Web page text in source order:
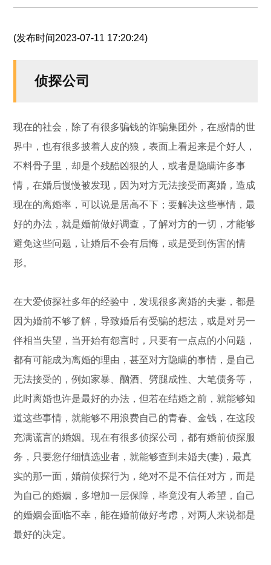
(发布时间2023-07-11 17:20:24)
侦探公司
现在的社会，除了有很多骗钱的诈骗集团外，在感情的世
界中，也有很多披着人皮的狼，表面上看起来是个好人，
不料骨子里，却是个残酷凶狠的人，或者是隐瞒许多事
情，在婚后慢慢被发现，因为对方无法接受而离婚，造成
现在的离婚率，可以说是居高不下；要解决这些事情，最
好的办法，就是婚前做好调查，了解对方的一切，才能够
避免这些问题，让婚后不会有后悔，或是受到伤害的情
形。
在大爱侦探社多年的经验中，发现很多离婚的夫妻，都是
因为婚前不够了解，导致婚后有受骗的想法，或是对另一
伴相当失望，当开始有怨言时，只要有一点点的小问题，
都有可能成为离婚的理由，甚至对方隐瞒的事情，是自己
无法接受的，例如家暴、酗酒、劈腿成性、大笔债务等，
此时离婚也许是最好的办法，但若在结婚之前，就能够知
道这些事情，就能够不用浪费自己的青春、金钱，在这段
充满谎言的婚姻。现在有很多侦探公司，都有婚前侦探服
务，只要您仔细慎选业者，就能够查到未婚夫(妻)，最真
实的那一面，婚前侦探行为，绝对不是不信任对方，而是
为自己的婚姻，多增加一层保障，毕竟没有人希望，自己
的婚姻会面临不幸，能在婚前做好考虑，对两人来说都是
最好的决定。